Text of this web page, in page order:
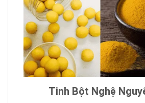
Tinh Bột Nghệ